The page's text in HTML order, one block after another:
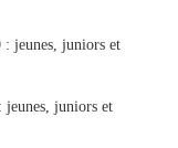
jeunes, juniors et
juniors et